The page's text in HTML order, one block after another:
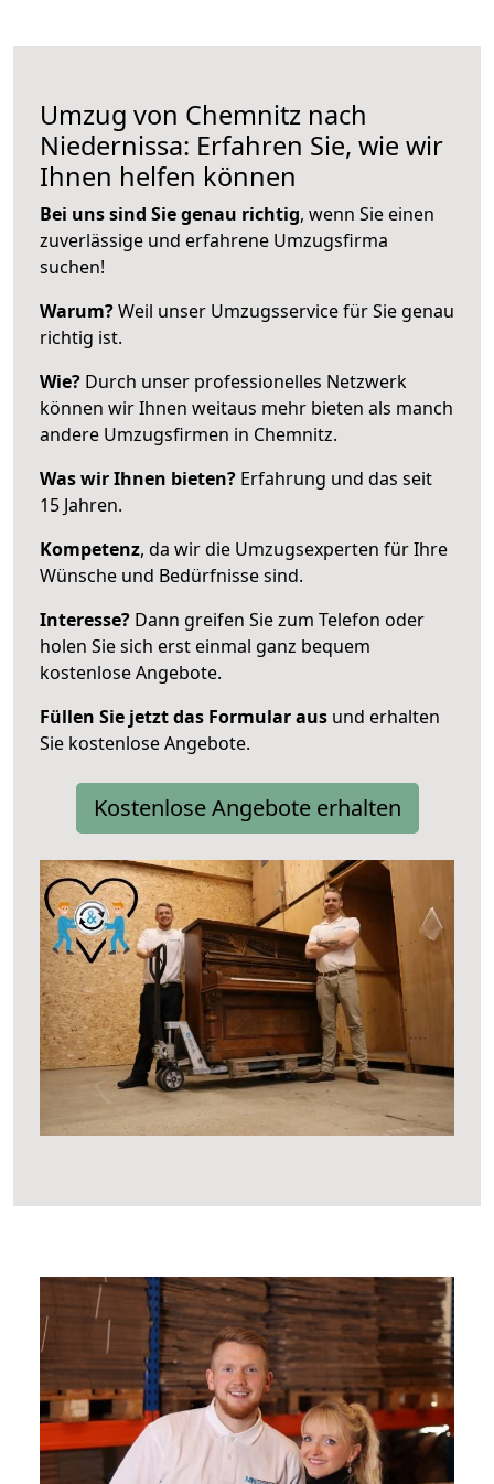
Umzug von Chemnitz nach
Niedernissa: Erfahren Sie, wie wir
Ihnen helfen können
Bei uns sind Sie genau richtig, wenn Sie einen
zuverlässige und erfahrene Umzugsfirma
suchen!
Warum?Weil unser Umzugsservice für Sie genau
richtig ist.
Wie? Durch unser professionelles Netzwerk
können wir Ihnen weitaus mehr bieten als manch
andere Umzugsfirmen in Chemnitz.
Was wir Ihnen bieten? Erfahrung und das seit
15 Jahren.
Kompetenz, da wir die Umzugsexperten für Ihre
Wünsche und Bedürfnisse sind.
Interesse? Dann greifen Sie zum Telefon oder
holen Sie sich erst einmal ganz bequem
kostenlose Angebote.
Füllen Sie jetzt das Formular aus und erhalten
Sie kostenlose Angebote.
Kostenlose Angebote erhalten